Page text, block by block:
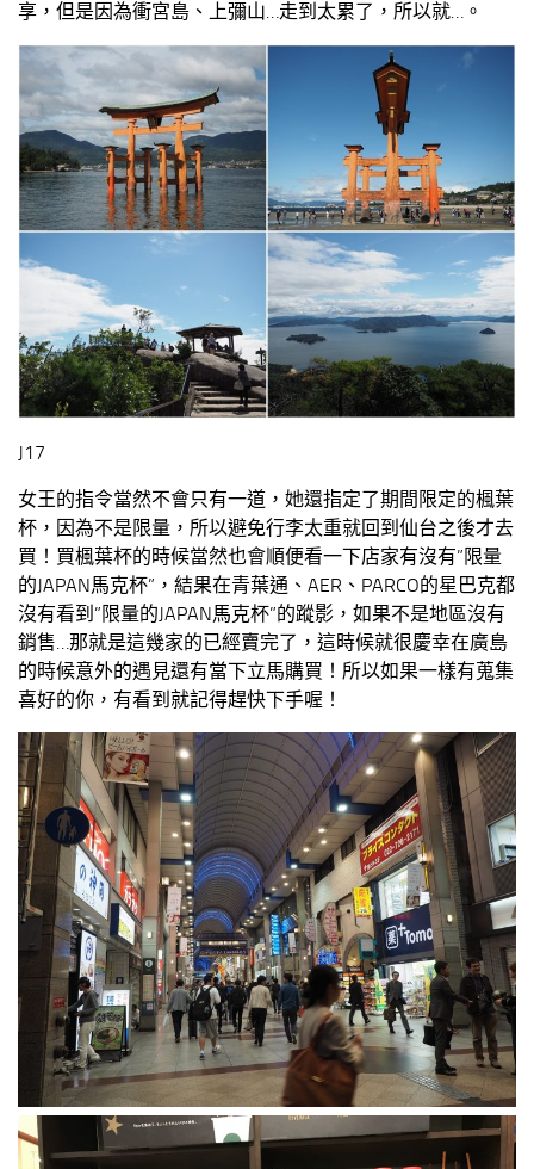
享，但是因為衝宮島、上彌山…走到太累了，所以就…。
J17
女王的指令當然不會只有一道，她還指定了期間限定的楓葉
杯，因為不是限量，所以避免行李太重就回到仙台之後才去
買！買楓葉杯的時候當然也會順便看一下店家有沒有”限量
的JAPAN馬克杯”，結果在青葉通、AER、PARCO的星巴克都
沒有看到”限量的JAPAN馬克杯”的蹤影，如果不是地區沒有
銷售…那就是這幾家的已經賣完了，這時候就很慶幸在廣島
的時候意外的遇見還有當下立馬購買！所以如果一樣有蒐集
喜好的你，有看到就記得趕快下手喔！